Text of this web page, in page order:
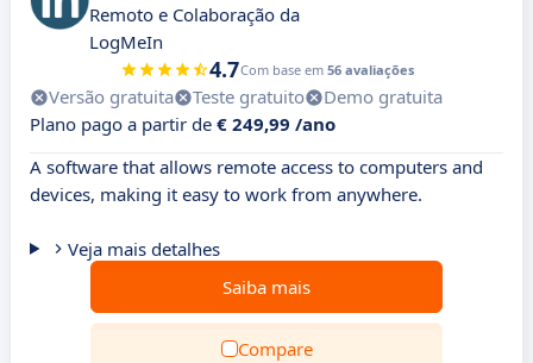
Remoto e Colaboração da
LogMeIn
4.7Com base em 56 avaliações
Versão gratuita Teste gratuito
Demo gratuita
Plano pago a partir de € 249,99 /ano
A software that allows remote access to computers and
devices, making it easy to work from anywhere.
Veja mais detalhes
Saiba mais
Compare